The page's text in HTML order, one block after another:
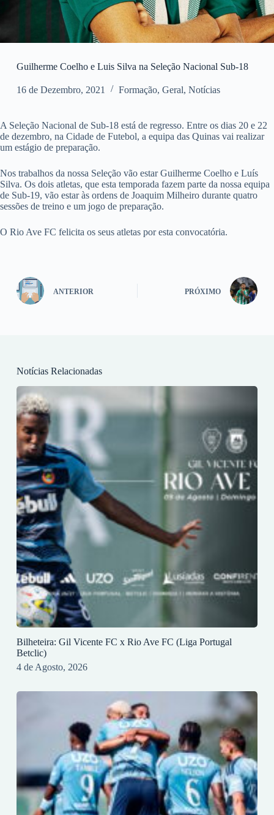
Guilherme Coelho e Luis Silva na Seleção Nacional Sub-18
16 de Dezembro, 2021 Formação, Geral, Notícias
A Seleção Nacional de Sub-18 está de regresso. Entre os dias 20 e 22
de dezembro, na Cidade de Futebol, a equipa das Quinas vai realizar
um estágio de preparação.
Nos trabalhos da nossa Seleção vão estar Guilherme Coelho e Luís
Silva. Os dois atletas, que esta temporada fazem parte da nossa equipa
de Sub-19, vão estar às ordens de Joaquim Milheiro durante quatro
sessões de treino e um jogo de preparação.
O Rio Ave FC felicita os seus atletas por esta convocatória.
ANTERIOR PRÓXIMO
Notícias Relacionadas
Bilheteira: Gil Vicente FC x Rio Ave FC (Liga Portugal
Betclic)
4 de Agosto, 2026